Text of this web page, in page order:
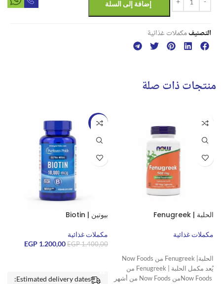
إضافة إلى السلة
التصنيفمكملات غذائية
منتجات ذات صلة
الحلبة | Fenugreek
مكملات غذائية
الحلبة| Fenugreek من Now Foods
يُعد مكمل الحلبة | Fenugreek من
Now Foodsمن Now Foods من أشهر
-14%
بيوتين | Biotin
مكملات غذائية
EGP1.400,00
EGP 1.200,00
Estimated delivery dates: